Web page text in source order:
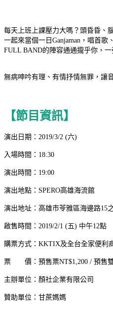
每天上班上課壓力大嗎？頭昏昏、
一起來當個一日Ganjaman，唱首歌
FULL BAND的陣容通通攏乎你，一
無病呻吟有理、有情抒情無罪，讓
【節目資訊】
演出日期：2019/3/2 (六)
入場時間：18:30
演出時間：19:00
演出地點： SPERO高雄海流館
演出地址： 高雄市苓雅區海邊路15
啟售時間：2019/2/1 (五) 中午12點
購票方式：KKTIX及全台全家便利
票 價：預售票NT$1,200 / 預售雙
主辦單位：顏社企業有限公司
贊助單位：甘蔗媽媽